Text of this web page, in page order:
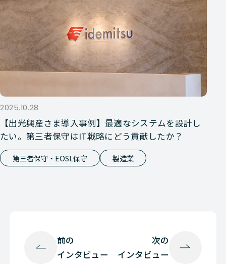
2025.10.28
【出光興産さま導入事例】最適なシステムを設計し
たい。第三者保守はIT戦略にどう貢献したか？
第三者保守・EOSL保守 製造業
前の
インタビュー
次の
インタビュー